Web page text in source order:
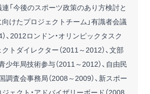
「今後のスポーツ政策のあり方検討と
けたプロジェクトチーム」有識者会議
、2012ロンドン・オリンピックタスク
トダイレクター（2011～2012）、文部
少年局技術参与（2011～2012）、自由民
調査会事務局（2008～2009）、新スポー
ェクト・アドバイザリーボード（2008